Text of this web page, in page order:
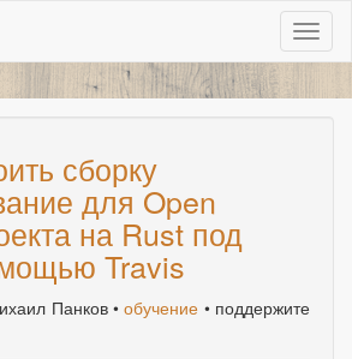
сборку
для Open
на Rust под
Travis
Панков •обучение • поддержите